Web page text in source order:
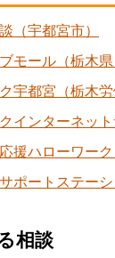
（宇都宮市）
モール（栃木県
宇都宮（栃木労
インターネッ
援ハローワーク
ポートステーシ
相談